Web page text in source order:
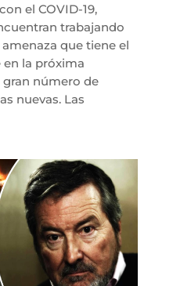
el COVID-19,
trabajando
que tiene el
la próxima
gran número de
nuevas. Las